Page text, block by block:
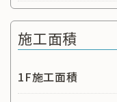
施工面積
1F施工面積